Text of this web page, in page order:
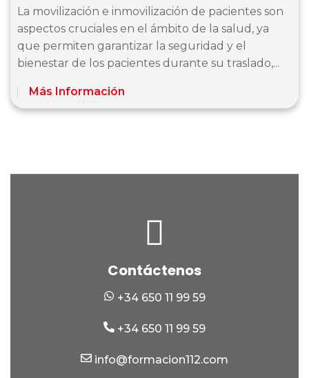
La movilización e inmovilización de pacientes son
aspectos cruciales en el ámbito de la salud, ya
que permiten garantizar la seguridad y el
bienestar de los pacientes durante su traslado,...
Más Información
Contáctenos
+34 650 11 99 59
+34 650 11 99 59
info@formacion112.com